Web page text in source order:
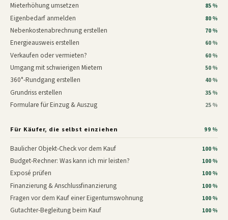
Mieterhöhung umsetzen 85 %
Eigenbedarf anmelden 80 %
Nebenkostenabrechnung erstellen 70 %
Energieausweis erstellen 60 %
Verkaufen oder vermieten? 60 %
Umgang mit schwierigen Mietern 50 %
360°-Rundgang erstellen 40 %
Grundriss erstellen 35 %
Formulare für Einzug & Auszug 25 %
Für Käufer, die selbst einziehen 99 %
Baulicher Objekt-Check vor dem Kauf 100 %
Budget-Rechner: Was kann ich mir leisten? 100 %
Exposé prüfen 100 %
Finanzierung & Anschlussfinanzierung 100 %
Fragen vor dem Kauf einer Eigentumswohnung 100 %
Gutachter-Begleitung beim Kauf 100 %